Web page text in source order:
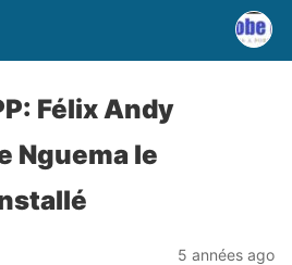
Félix Andy
Nguema le
5 années ago